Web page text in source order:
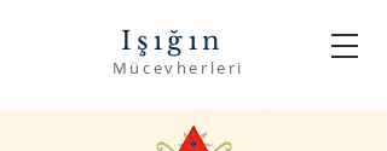
Işığın
Mücevherleri